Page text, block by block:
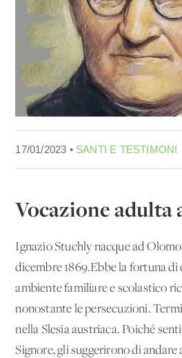
17/01/2023 • SANTI E TESTIMONI
Vocazione adulta
Ignazio Stuchly nacque ad
dicembre 1869.Ebbe la fortuna di
ambiente familiare e scolastico
nonostante le persecuzioni.
nella Slesia austriaca. Poiché
Signore, gli suggerirono di andare